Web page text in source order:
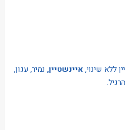
ללא שינוי, איינשטיין, נמיר, עגון,